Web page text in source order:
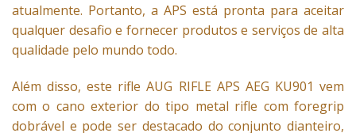
atualmente. Portanto, a APS está pronta para aceitar
qualquer desafio e fornecer produtos e serviços de alta
qualidade pelo mundo todo.
Além disso, este rifleAUG RIFLE APS AEG KU901 vem
com o cano exterior do tipo metal rifle com foregrip
dobrável e pode ser destacado do conjunto dianteiro,